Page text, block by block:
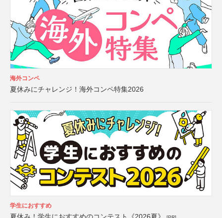
海外コンペ
夏休みにチャレンジ！海外コンペ特集2026
学生におすすめ
夏休み！学生におすすめのコンテスト《2026夏》